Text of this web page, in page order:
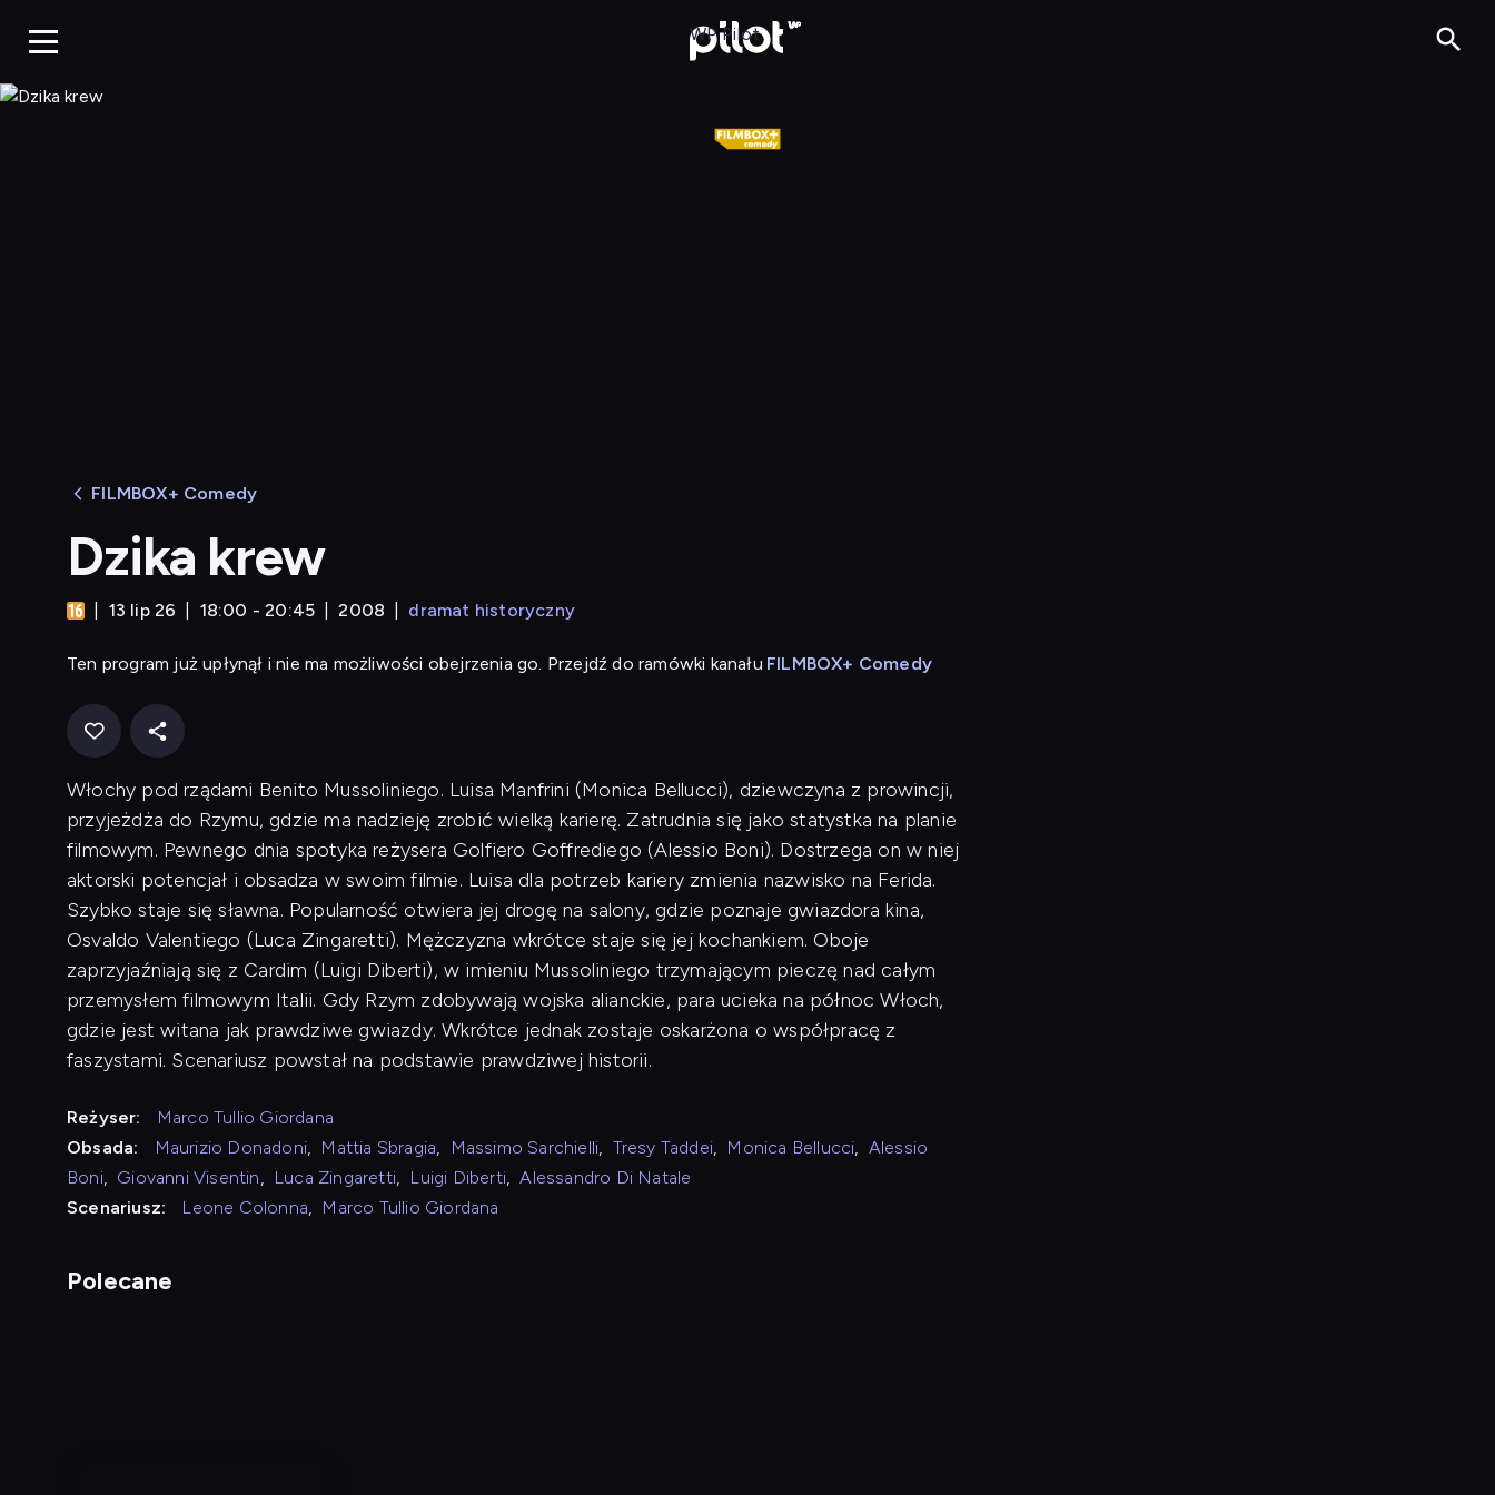
WP Pilot
FILMBOX+ Comedy
Dzika krew
13 lip 26 18:00 - 20:45 2008 dramat historyczny
Ten program już upłynął i nie ma możliwości obejrzenia go. Przejdź do ramówki kanału FILMBOX+ Comedy
Włochy pod rządami Benito Mussoliniego. Luisa Manfrini (Monica Bellucci), dziewczyna z prowincji,
przyjeżdża do Rzymu, gdzie ma nadzieję zrobić wielką karierę. Zatrudnia się jako statystka na planie
filmowym. Pewnego dnia spotyka reżysera Golfiero Goffrediego (Alessio Boni). Dostrzega on w niej
aktorski potencjał i obsadza w swoim filmie. Luisa dla potrzeb kariery zmienia nazwisko na Ferida.
Szybko staje się sławna. Popularność otwiera jej drogę na salony, gdzie poznaje gwiazdora kina,
Osvaldo Valentiego (Luca Zingaretti). Mężczyzna wkrótce staje się jej kochankiem. Oboje
zaprzyjaźniają się z Cardim (Luigi Diberti), w imieniu Mussoliniego trzymającym pieczę nad całym
przemysłem filmowym Italii. Gdy Rzym zdobywają wojska alianckie, para ucieka na północ Włoch,
gdzie jest witana jak prawdziwe gwiazdy. Wkrótce jednak zostaje oskarżona o współpracę z
faszystami. Scenariusz powstał na podstawie prawdziwej historii.
Reżyser:
Marco Tullio Giordana
Obsada:
Maurizio Donadoni, Mattia Sbragia, Massimo Sarchielli, Tresy Taddei, Monica Bellucci, Alessio
Boni, Giovanni Visentin, Luca Zingaretti, Luigi Diberti, Alessandro Di Natale
Scenariusz:
Leone Colonna, Marco Tullio Giordana
Polecane